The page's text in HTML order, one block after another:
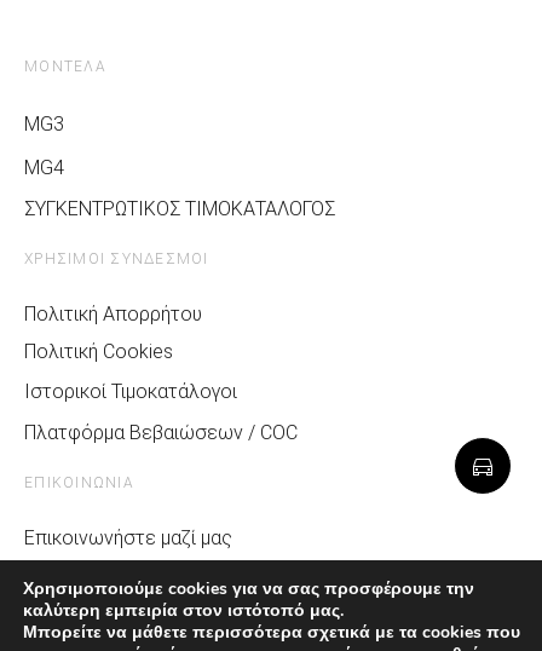
ΜΟΝΤΕΛΑ
MG3
MG4
ΣΥΓΚΕΝΤΡΩΤΙΚΟΣ ΤΙΜΟΚΑΤΑΛΟΓΟΣ
ΧΡΗΣΙΜΟΙ ΣΥΝΔΕΣΜΟΙ
Πολιτική Απορρήτου
Πολιτική Cookies
Ιστορικοί Τιμοκατάλογοι
Πλατφόρμα Βεβαιώσεων / COC
ΕΠΙΚΟΙΝΩΝΙΑ
Επικοινωνήστε μαζί μας
Σχετικά με την MG
Media & MG Life
Χρησιμοποιούμε cookies για να σας προσφέρουμε την
καλύτερη εμπειρία στον ιστότοπό μας.
Μπορείτε να μάθετε περισσότερα σχετικά με τα cookies που